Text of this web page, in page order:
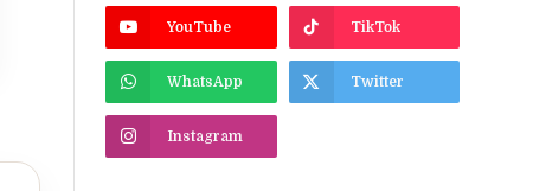
YouTube TikTok
WhatsApp Twitter
Instagram